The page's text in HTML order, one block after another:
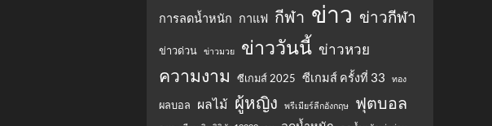
การลดน้ำหนัก กาแฟ กีฬา ข่าว ข่าวกีฬา
ข่าวด่วน ข่าวมวย ข่าววันนี้ ข่าวหวย
ความงาม ซีเกมส์ 2025 ซีเกมส์ ครั้งที่ 33 ทอง
ผลบอล ผลไม้ ผู้หญิง พรีเมียร์ลีกอังกฤษ ฟุตบอล